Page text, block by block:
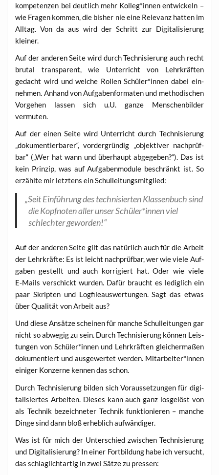
kom­pe­ten­zen bei deut­lich mehr Kolleg*innen ent­wi­ckeln –
wie Fra­gen kom­men, die bis­her nie eine Rele­vanz hat­ten im
All­tag. Von da aus wird der Schritt zur Digi­ta­li­sie­rung
kleiner.
Auf der ande­ren Sei­te wird durch Tech­ni­sie­rung auch recht
bru­tal trans­pa­rent, wie Unter­richt von Lehr­kräf­ten
gedacht wird und wel­che Rol­len Schüler*innen dabei ein­
neh­men. Anhand von Auf­ga­ben­for­ma­ten und metho­di­schen
Vor­ge­hen las­sen sich u.U. gan­ze Men­schen­bil­der
vermuten.
Auf der einen Sei­te wird Unter­richt durch Tech­ni­sie­rung
„doku­men­tier­ba­rer“, vor­der­grün­dig „objek­ti­ver nach­prüf­
bar“ („Wer hat wann und über­haupt abge­ge­ben?“). Das ist
kein Prin­zip, was auf Auf­ga­ben­mo­du­le beschränkt ist. So
erzähl­te mir letz­tens ein Schulleitungsmitglied:
„Seit Ein­füh­rung des tech­ni­sier­ten Klas­sen­buch sind
die Kopf­no­ten aller unser Schüler*innen viel
schlech­ter geworden!“
Auf der ande­ren Sei­te gilt das natür­lich auch für die Arbeit
der Lehr­kräf­te: Es ist leicht nach­prüf­bar, wer wie vie­le Auf­
ga­ben gestellt und auch kor­ri­giert hat. Oder wie vie­le
E‑Mails ver­schickt wur­den. Dafür braucht es ledig­lich ein
paar Skrip­ten und Log­file­aus­wer­tun­gen. Sagt das etwas
über Qua­li­tät von Arbeit aus?
Und die­se Ansät­ze schei­nen für man­che Schul­lei­tun­gen gar
nicht so abwe­gig zu sein. Durch Tech­ni­sie­rung kön­nen Leis­
tun­gen von Schüler*innen und Lehr­kräf­ten glei­cher­ma­ßen
doku­men­tiert und aus­ge­wer­tet wer­den. Mitarbeiter*innen
eini­ger Kon­zer­ne ken­nen das schon.
Durch Tech­ni­sie­rung bil­den sich Vor­aus­set­zun­gen für digi­
ta­li­sier­tes Arbei­ten. Die­ses kann auch ganz los­ge­löst von
als Tech­nik bezeich­ne­ter Tech­nik funk­tio­nie­ren – man­che
Din­ge sind dann bloß erheb­lich aufwändiger.
Was ist für mich der Unter­schied zwi­schen Tech­ni­sie­rung
und Digi­ta­li­sie­rung? In einer Fort­bil­dung habe ich ver­sucht,
das schlag­licht­ar­tig in zwei Sät­ze zu pressen: